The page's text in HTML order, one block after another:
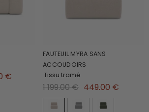
€
FAUTEUIL MYRA SANS
ACCOUDOIRS
Tissu tramé
1 199.00 € 449.00 €